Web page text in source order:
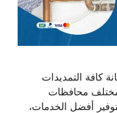
كافة التمديدات
مختلف محافظات
أفضل الخدمات،